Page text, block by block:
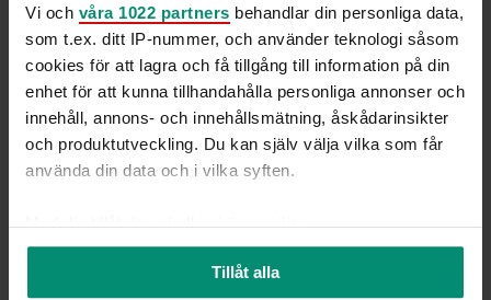
Vi och våra 1022 partners behandlar din personliga data,
som t.ex. ditt IP-nummer, och använder teknologi såsom
cookies för att lagra och få tillgång till information på din
enhet för att kunna tillhandahålla personliga annonser och
innehåll, annons- och innehållsmätning, åskådarinsikter
och produktutveckling. Du kan själv välja vilka som får
använda din data och i vilka syften.
Med din tillåtelse skulle vi även vilja:
som kan ha en noggrannhet på upp till flera meter
Tillåt alla
3 min